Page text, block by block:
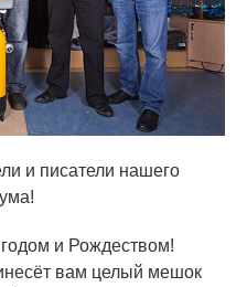
и писатели нашего
и Рождеством!
вам целый мешок